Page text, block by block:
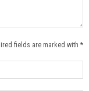
fields are marked with *